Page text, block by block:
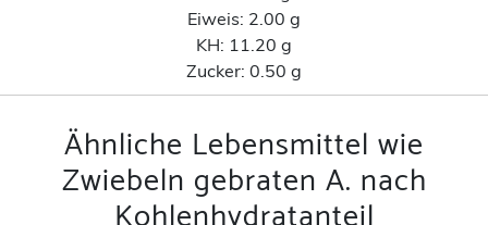
Eiweis: 2.00 g
KH: 11.20 g
Zucker: 0.50 g
Ähnliche Lebensmittel wie
Zwiebeln gebraten A. nach